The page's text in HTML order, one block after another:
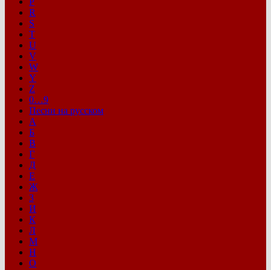
R
S
T
U
V
W
Y
Z
0…9
Песни на русском
А
Б
В
Г
Д
Е
Ж
З
И
К
Л
М
Н
О